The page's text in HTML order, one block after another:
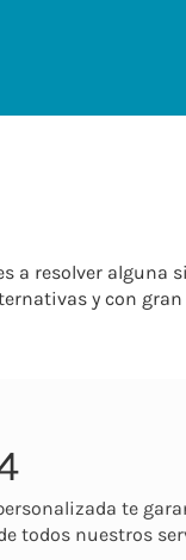
a resolver alguna
y con
te
todos nuestros